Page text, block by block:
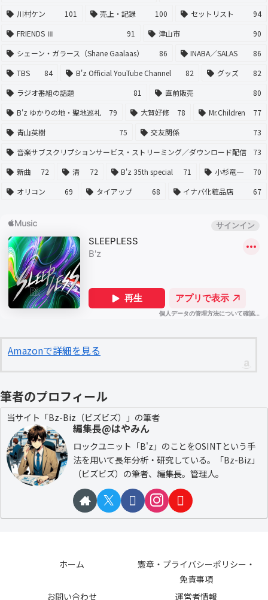
川村ケン
101 売上・記録 100 セットリスト
94
FRIENDS Ⅲ
91 津山市
90
シェーン・ガラース（Shane Gaalaas）
86 INABA／SALAS
86
TBS
84 B'z Official YouTube Channel 82 グッズ
82
ラジオ番組の話題
81 直前販売
80
B'z ゆかりの地・聖地巡礼
79 大賀好修 78 Mr.Children
77
青山英樹
75 交友関係
73
音楽サブスクリプションサービス・ストリーミング／ダウンロード配信
73
新曲
72 清 72 B'z 35th special 71 小杉竜一
70
オリコン
69 タイアップ 68 イナバ化粧品店 67
Amazonで詳細を見る
筆者のプロフィール
当サイト「Bz-Biz（ビズビズ）」の筆者
編集長@はやみん
ロックユニット「B'z」のことをOSINTという手
法を用いて長年分析・研究している。「Bz-Biz」
（ビズビズ）の筆者、編集長。管理人。
ホーム
憲章・プライバシーポリシー・
免責事項
お問い合わせ
運営者情報